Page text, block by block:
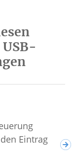
Eintrag